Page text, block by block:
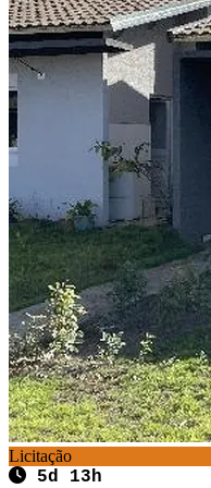
Licitação
5d 13h